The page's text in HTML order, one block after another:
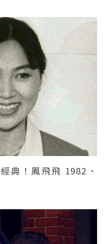
典！鳳飛飛 1982、